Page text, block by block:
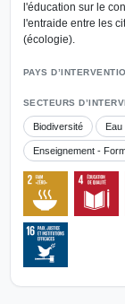
l'éducation sur le
l'entraide entre les
(écologie).
PAYS
SECTEURS
Biodiversité
Enseignement -